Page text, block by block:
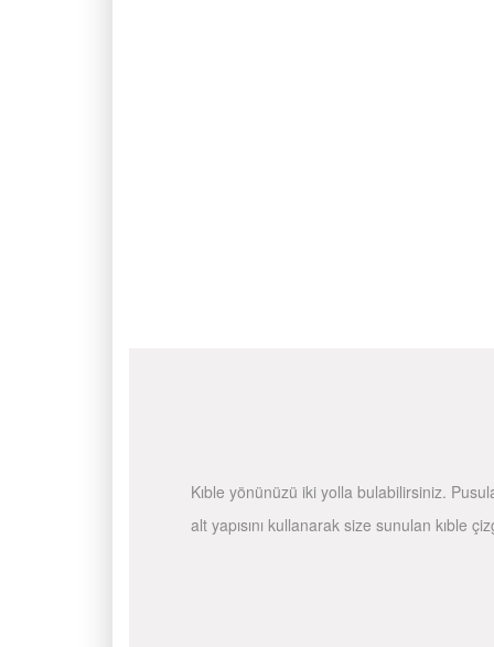
Kıble yönünüzü iki yolla bulabilirsiniz.
alt yapısını kullanarak size sunulan kıble